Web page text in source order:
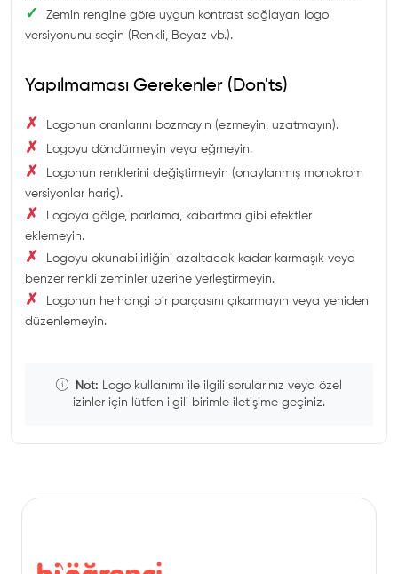
✓
Zemin rengine göre uygun kontrast sağlayan logo
versiyonunu seçin (Renkli, Beyaz vb.).
Yapılmaması Gerekenler (Don'ts)
✗ Logonun oranlarını bozmayın (ezmeyin, uzatmayın).
✗ Logoyu döndürmeyin veya eğmeyin.
✗
Logonun renklerini değiştirmeyin (onaylanmış monokrom
versiyonlar hariç).
✗
Logoya gölge, parlama, kabartma gibi efektler
eklemeyin.
✗
Logoyu okunabilirliğini azaltacak kadar karmaşık veya
benzer renkli zeminler üzerine yerleştirmeyin.
✗
Logonun herhangi bir parçasını çıkarmayın veya yeniden
düzenlemeyin.
Not: Logo kullanımı ile ilgili sorularınız veya özel
izinler için lütfen ilgili birimle iletişime geçiniz.